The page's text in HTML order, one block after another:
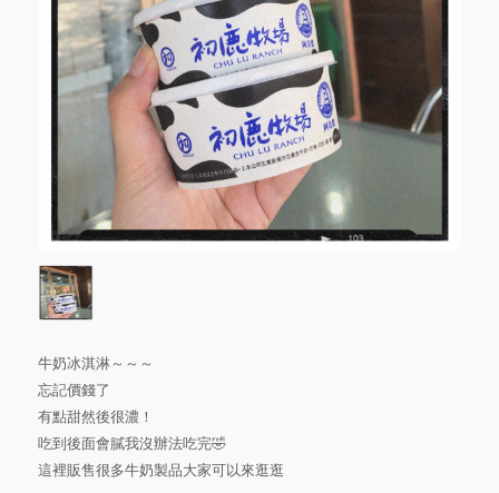
牛奶冰淇淋～～～
忘記價錢了
有點甜然後很濃！
吃到後面會膩我沒辦法吃完🤣
這裡販售很多牛奶製品大家可以來逛逛